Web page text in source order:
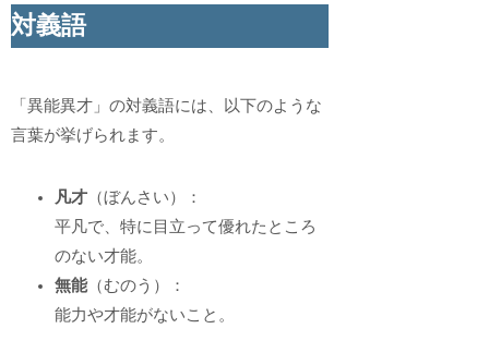
対義語
「異能異才」の対義語には、以下のような
言葉が挙げられます。
凡才 （ぼんさい）：
平凡で、特に目立って優れたところ
のない才能。
無能（むのう）：
能力や才能がないこと。